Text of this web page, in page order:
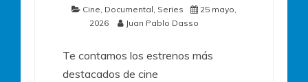
Cine, Documental, Series
25 mayo,
2026
Juan Pablo Dasso
Te contamos los estrenos más
destacados de cine